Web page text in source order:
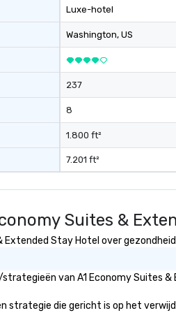
through out the South
beyond.
Luxe-hotel
Washington, US
237
8
1.800 ft²
7.201 ft²
Suites &
Extended Stay Hotel over
van A1 Economy Suites
strategie die gericht is op het